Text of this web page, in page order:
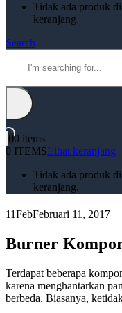
Tidak ada produk di
keranjang.
Search
00 items
0 ITEMSLihat keranjang
Tidak ada produk di
keranjang.
11FebFebruari 11, 2017
Burner
Terdapat beberapa
karena menghantarkan
berbeda. Biasanya,